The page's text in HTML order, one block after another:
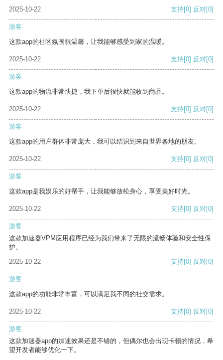
2025-10-22
支持[0] 反对[0]
游客
这款app的社区氛围很温馨，让我能够感受到家的温暖。
2025-10-22 支持[0] 反对[0]
游客
这款app的物流非常快捷，我下单后很快就能收到商品。
2025-10-22 支持[0] 反对[0]
游客
这款app的用户群体非常庞大，我可以结识到来自世界各地的朋友。
2025-10-22 支持[0] 反对[0]
游客
这款app是我娱乐的好帮手，让我能够放松身心，享受美好时光。
2025-10-22 支持[0] 反对[0]
游客
这款加速器VPM应用程序已经为我们带来了无限的流畅体验和安全性保
护。
2025-10-22
支持[0] 反对[0]
游客
这款app的功能非常丰富，可以满足我不同的社交需求。
2025-10-22 支持[0] 反对[0]
游客
这款加速器app的加速效果还是不错的，但偶尔也会出现卡顿的情况，希
望开发者能够优化一下。